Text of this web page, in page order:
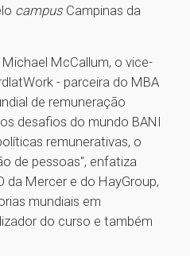
campus Campinas da
McCallum, o vice-
- parceira do MBA
de remuneração
desafios do mundo BANI
remunerativas, o
de pessoas", enfatiza
da Mercer e do HayGroup,
mundiais em
do curso e também